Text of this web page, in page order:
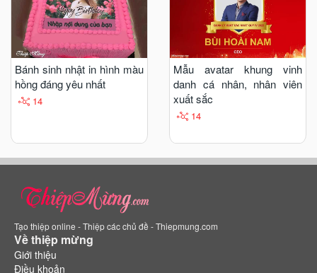
Bánh sinh nhật in hình màu
hồng đáng yêu nhất
14
Mẫu avatar khung vinh
danh cá nhân, nhân viên
xuất sắc
14
Tạo thiệp online - Thiệp các chủ đề - Thiepmung.com
Về thiệp mừng
Giới thiệu
Điều khoản